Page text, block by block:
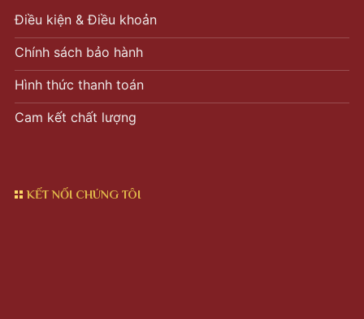
Điều kiện & Điều khoản
Chính sách bảo hành
Hình thức thanh toán
Cam kết chất lượng
KẾT NỐI CHÚNG TÔI